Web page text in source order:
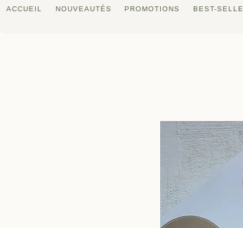
ACCUEIL NOUVEAUTÉS PROMOTIONS BEST-